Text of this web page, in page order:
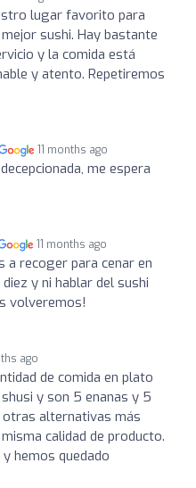
lugar favorito para
sushi. Hay bastante
y la comida está
y atento. Repetiremos
11 months ago
me espera
11 months ago
a recoger para cenar en
y ni hablar del sushi
volveremos!
ago
de comida en plato
y son 5 enanas y 5
otras alternativas más
calidad de producto.
hemos quedado